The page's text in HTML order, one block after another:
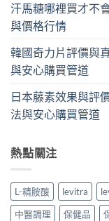
汗馬糖哪裡買才不
與價格行情
韓國奇力片評價與
與安心購買管道
日本藤素效果與評
法與安心購買管道
熱點關注
L-精胺酸 levitra
中醫調理
保健品